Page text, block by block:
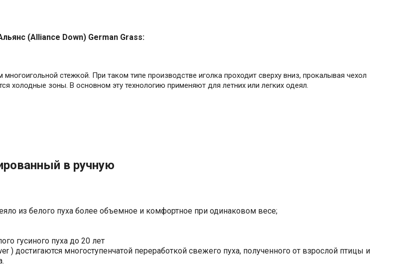
(Alliance Down) German Grass:
стежкой. При таком типе производстве иголка проходит сверху вниз, прокалывая чехол
холодные зоны. В основном эту технологию применяют для летних или легких одеял.
в ручную
из белого пуха более объемное и комфортное при одинаковом весе;
гусиного пуха до 20 лет
) достигаются многоступенчатой переработкой свежего пуха, полученного от взрослой птицы и